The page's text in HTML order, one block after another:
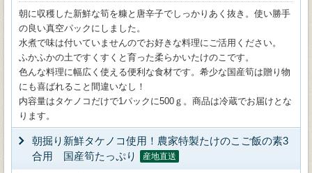
朝に収穫した新鮮な筍を糠と唐辛子でしっかりあく抜き。使い勝手
の良い真空パックにしました。
水煮で味は付いていませんのでお好きな料理にご活用ください。
ふかふかの土ですくすくと育った柔らかいたけのこです。
色んな料理に幅広く使える便利な食材です。希少な国産筍は贈り物
にも喜ばれること間違いなし！
内容量はタケノコだけで1パックに500ｇ。商品は冷蔵でお届けとな
ります。
朝掘り新鮮タケノコ使用！農家特製たけのこご飯の素3
合用 国産筍たっぷり
産地直送